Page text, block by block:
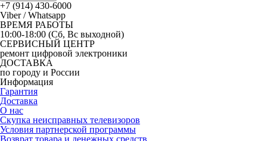
+7 (914) 430-6000
Viber / Whatsapp
ВРЕМЯ РАБОТЫ
10:00-18:00 (Сб, Вс выходной)
СЕРВИСНЫЙ ЦЕНТР
ремонт цифровой электроники
ДОСТАВКА
по городу и России
Информация
Гарантия
Доставка
О нас
Скупка неисправных телевизоров
Условия партнерской программы
Возврат товара и денежных средств